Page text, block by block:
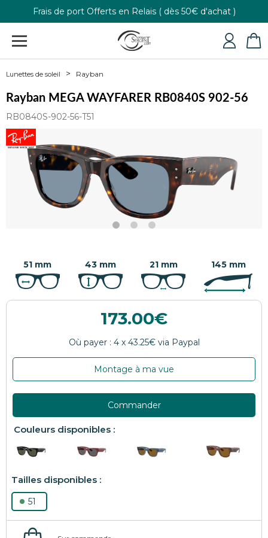
Frais de port Offerts en Relais ( dès 50€ d'achat )
Retour gratuit
+33 4 79 24 76 84
Lunettes de soleil Rayban
Rayban MEGA WAYFARER RB0840S 902-56
RB0840S-902-56-T51
51 mm 43 mm 21 mm 145 mm
173.00
Montage à ma vue
Commander
51